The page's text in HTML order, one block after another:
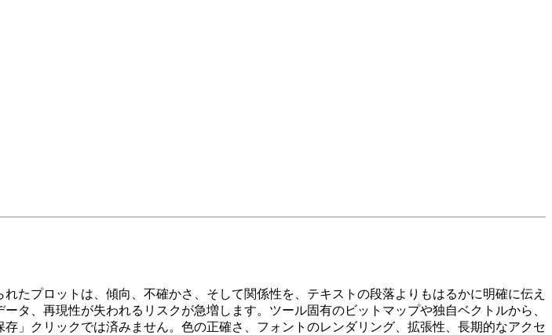
たプロットは、傾向、不確かさ、そして関係性を、テキストの段落よりもはるかに明確に伝え
タ、再現性が失われるリスクが急増します。ツール固有のビットマップや独自ベクトルから、
」クリックでは済みません。色の正確さ、フォントのレンダリング、拡張性、長期的なアクセ